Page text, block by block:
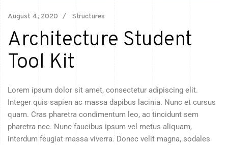
August 4, 2020 Structures
Architecture Student
Tool Kit
Lorem ipsum dolor sit amet, consectetur adipiscing elit.
Integer quis sapien ac massa dapibus lacinia. Nunc et cursus
quam. Cras pharetra condimentum leo, ac tincidunt sem
pharetra nec. Nunc faucibus ipsum vel metus aliquam,
interdum feugiat massa viverra. Donec velit magna, sodales